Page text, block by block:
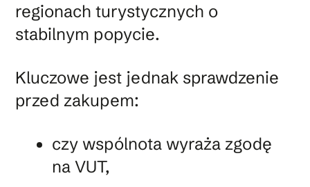
regionach turystycznych o
stabilnym popycie.
Kluczowe jest jednak sprawdzenie
przed zakupem:
czy wspólnota wyraża zgodę
na VUT,